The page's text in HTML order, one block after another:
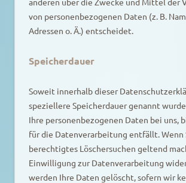
von personenbezogenen Daten (z. B.
Adressen o. Ä.) entscheidet.
Speicherdauer
Soweit innerhalb dieser
speziellere Speicherdauer genannt
Ihre personenbezogenen Daten bei uns,
für die Datenverarbeitung entfällt. Wenn
berechtigtes Löschersuchen geltend
Einwilligung zur Datenverarbeitung
werden Ihre Daten gelöscht, sofern wir